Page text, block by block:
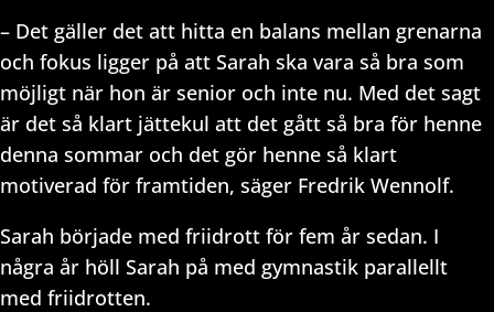
– Det gäller det att hitta en balans mellan grenarna
och fokus ligger på att Sarah ska vara så bra som
möjligt när hon är senior och inte nu. Med det sagt
är det så klart jättekul att det gått så bra för henne
denna sommar och det gör henne så klart
motiverad för framtiden, säger Fredrik Wennolf.
Sarah började med friidrott för fem år sedan. I
några år höll Sarah på med gymnastik parallellt
med friidrotten.